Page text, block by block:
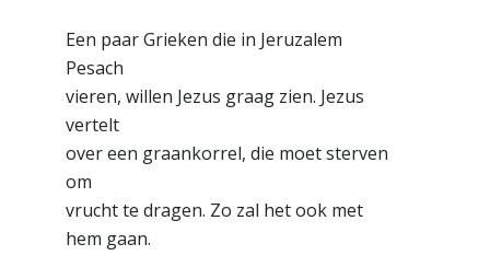
Een paar Grieken die in Jeruzalem
Pesach
vieren, willen Jezus graag zien. Jezus
vertelt
over een graankorrel, die moet sterven
om
vrucht te dragen. Zo zal het ook met
hem gaan.